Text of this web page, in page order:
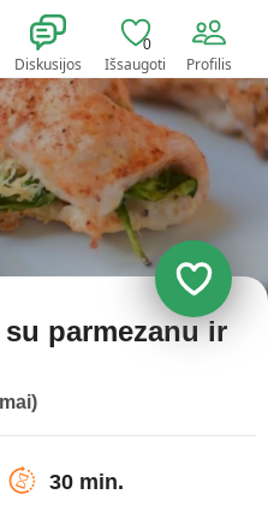
Diskusijos
0
Išsaugoti Profilis
parmezanu ir
30 min.